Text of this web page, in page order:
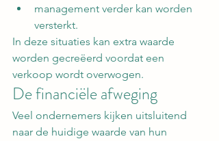
management verder kan worden
versterkt.
In deze situaties kan extra waarde
worden gecreëerd voordat een
verkoop wordt overwogen.
De financiële afweging
Veel ondernemers kijken uitsluitend
naar de huidige waarde van hun